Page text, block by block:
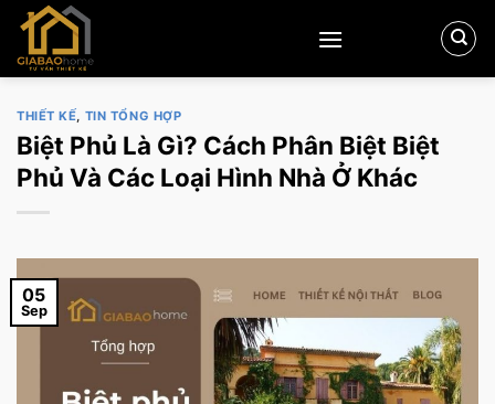
Skip
content
THIẾT KẾ, TIN TỔNG HỢP
Biệt Phủ Là Gì? Cách Phân Biệt Biệt
Phủ Và Các Loại Hình Nhà Ở Khác
05
Sep